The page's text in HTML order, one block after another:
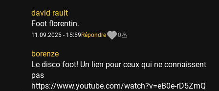
david rault
Foot florentin.
11.09.2025 - 15:59 Répondre 0
borenze
Le disco foot! Un lien pour ceux qui ne connaissent
pas
https://www.youtube.com/watch?v=eB0e-rD5ZmQ